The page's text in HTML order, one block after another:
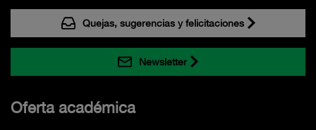
Quejas, sugerencias y felicitaciones
Newsletter
Oferta académica